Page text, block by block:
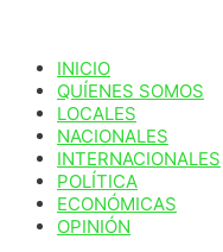
INICIO
QUÍENES SOMOS
LOCALES
NACIONALES
INTERNACIONALES
POLÍTICA
ECONÓMICAS
OPINIÓN